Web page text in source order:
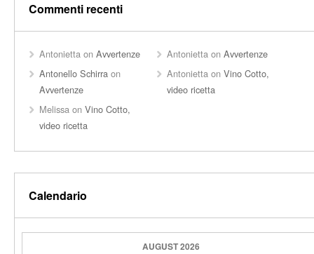
Commenti recenti
Antonietta on Avvertenze Antonietta onAvvertenze
Antonello Schirra on
Avvertenze
Antonietta onVino Cotto,
video ricetta
Melissa on Vino Cotto,
video ricetta
Calendario
AUGUST 2026